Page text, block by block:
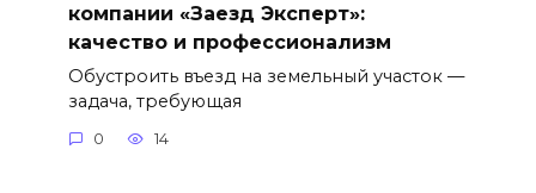
компании «Заезд Эксперт»:
качество и профессионализм
Обустроить въезд на земельный участок —
задача, требующая
0 14